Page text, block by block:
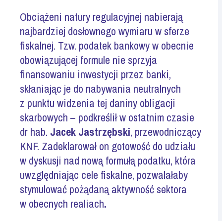
Obciążeni natury regulacyjnej nabierają
najbardziej dosłownego wymiaru w sferze
fiskalnej. Tzw. podatek bankowy w obecnie
obowiązującej formule nie sprzyja
finansowaniu inwestycji przez banki,
skłaniając je do nabywania neutralnych
z punktu widzenia tej daniny obligacji
skarbowych – podkreślił w ostatnim czasie
dr hab. Jacek Jastrzębski, przewodniczący
KNF. Zadeklarował on gotowość do udziału
w dyskusji nad nową formułą podatku, która
uwzględniając cele fiskalne, pozwalałaby
stymulować pożądaną aktywność sektora
w obecnych realiach.